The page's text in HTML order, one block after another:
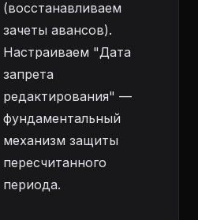
(восстанавливаем
зачеты авансов).
Настраиваем "Дата
запрета
редактирования" —
фундаментальный
механизм защиты
пересчитанного
периода.